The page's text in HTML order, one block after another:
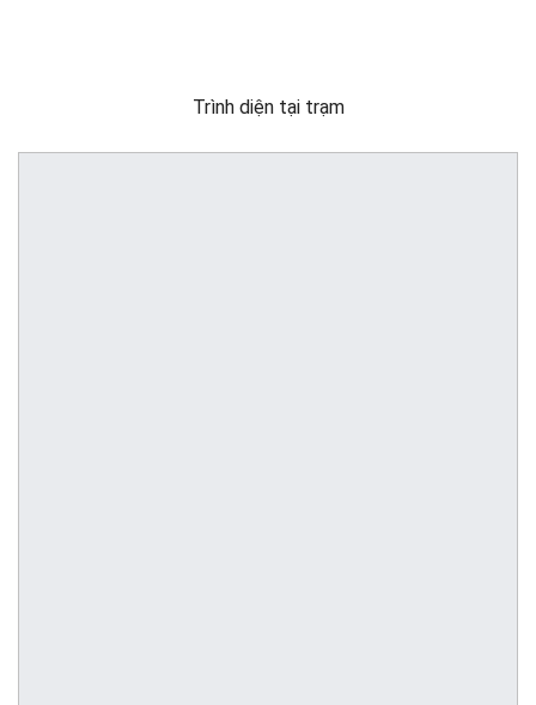
Trình diện tại trạm